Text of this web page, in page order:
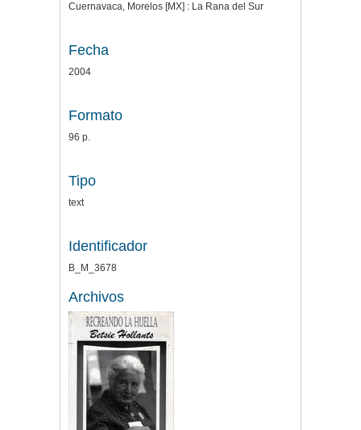
Cuernavaca, Morelos [MX] : La Rana del Sur
Fecha
2004
Formato
96 p.
Tipo
text
Identificador
B_M_3678
Archivos